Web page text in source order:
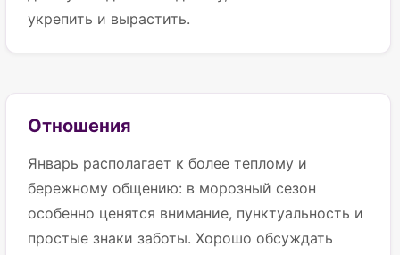
укрепить и вырастить.
Отношения
Январь располагает к более теплому и
бережному общению: в морозный сезон
особенно ценятся внимание, пунктуальность и
простые знаки заботы. Хорошо обсуждать